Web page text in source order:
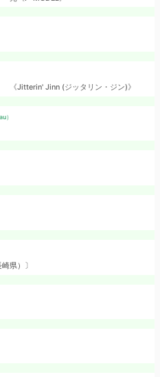
《Jitterin' Jinn (ジッタリン・ジン)》
）
県）〕